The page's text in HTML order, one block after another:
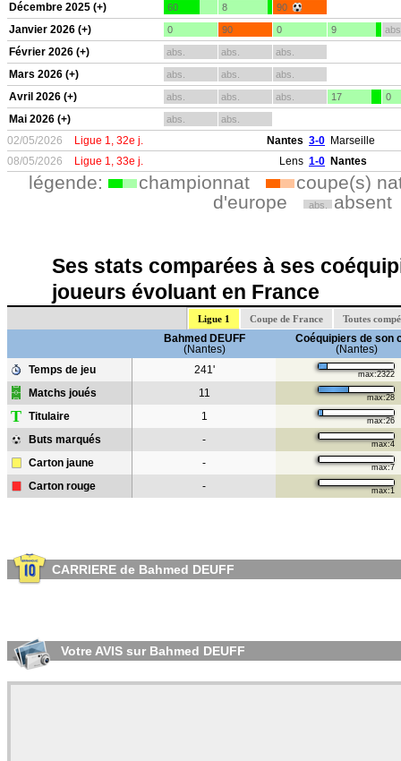
Décembre 2025 (+) 60 8 90
Janvier 2026 (+) 0 90 0 9
Février 2026 (+) abs. abs. abs.
Mars 2026 (+) abs. abs. abs.
Avril 2026 (+) abs. abs. abs. 17 0
Mai 2026 (+) abs. abs.
02/05/2026 Ligue 1, 32e j. Nantes 3-0 Marseille
08/05/2026
Ligue 1, 33e j. Lens 1-0 Nantes
légende: championnat
coupe(s)
d'europe
abs. absent
Ses stats comparées à ses
joueurs évoluant en France
Ligue 1 Coupe de France Toutes
Bahmed DEUFF
(Nantes)
Coéquipiers de son
(Nantes)
Temps de jeu
241' max:2322
Matchs joués 11 max:28
T Titulaire 1 max:26
Buts marqués - max:4
Carton jaune - max:7
Carton rouge - max:1
CARRIERE de Bahmed DEUFF
Votre AVIS sur Bahmed DEUFF